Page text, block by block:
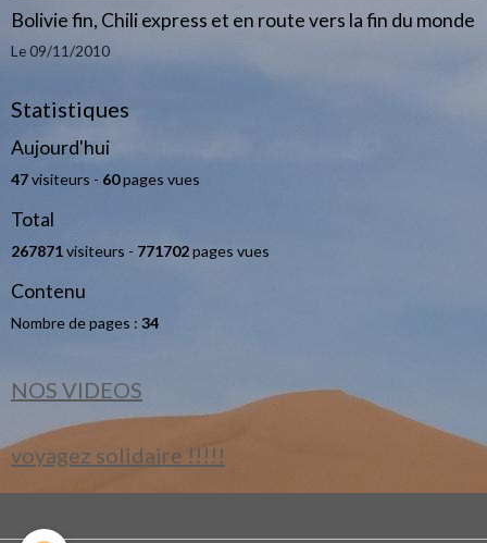
Bolivie fin, Chili express et en route vers la fin du monde
Le 09/11/2010
Statistiques
Aujourd'hui
47visiteurs - 60pages vues
Total
267871visiteurs - 771702pages vues
Contenu
Nombre de pages : 34
NOS VIDEOS
voyagez solidaire !!!!!